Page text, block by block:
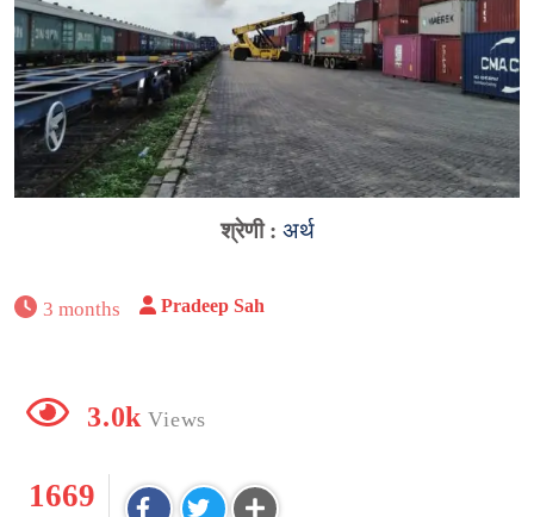
श्रेणी : अर्थ
3 months Pradeep Sah
3.0k Views
1669